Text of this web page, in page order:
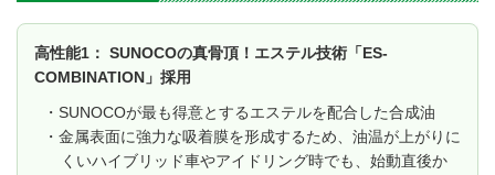
高性能1： SUNOCOの真骨頂！エステル技術「ES-
COMBINATION」採用
・SUNOCOが最も得意とするエステルを配合した合成油
・金属表面に強力な吸着膜を形成するため、油温が上がりに
くいハイブリッド車やアイドリング時でも、始動直後か